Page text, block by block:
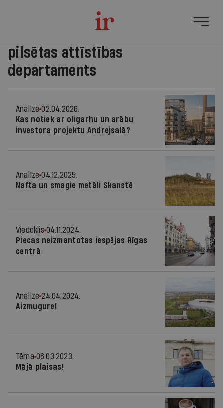
pilsētas attīstības
departaments
Analīze 02.04.2026.
Kas notiek ar oligarhu un arābu
investora projektu Andrejsalā?
Analīze 04.12.2025.
Nafta un smagie metāli Skanstē
Viedoklis 04.11.2024.
Piecas neizmantotas iespējas Rīgas
centrā
Analīze 24.04.2024.
Aizmugure!
Tēma 08.03.2023.
Mājā plaisas!